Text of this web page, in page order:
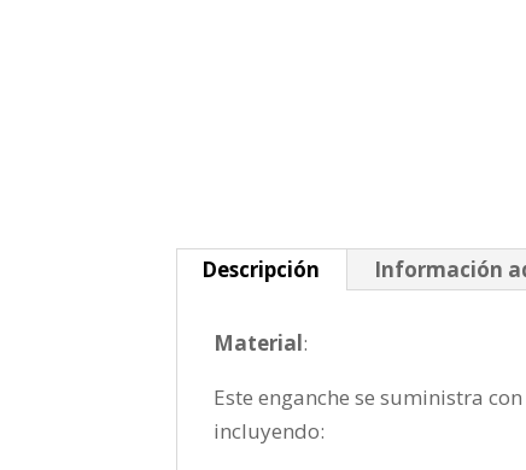
Descripción Información
Material:
Este enganche se suministra
incluyendo: